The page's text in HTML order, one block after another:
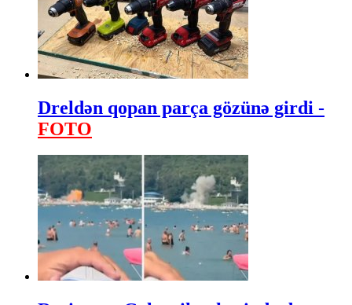
Dreldən qopan parça gözünə girdi -
FOTO